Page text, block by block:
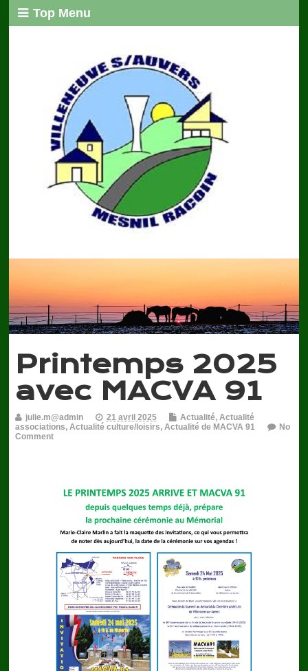
Top Menu
Printemps 2025
avec MACVA 91
julie.m@admin 21 avril 2025 Actualité, Actualité
associations, Actualité culture/loisirs, Actualité de MACVA 91
No
Comment